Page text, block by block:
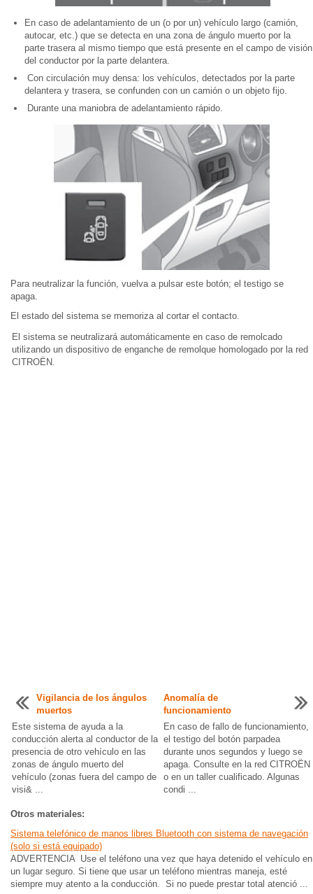
En caso de adelantamiento de un (o por un) vehículo largo (camión,
autocar, etc.) que se detecta en una zona de ángulo muerto por la
parte trasera al mismo tiempo que está presente en el campo de visión
del conductor por la parte delantera.
Con circulación muy densa: los vehículos, detectados por la parte
delantera y trasera, se confunden con un camión o un objeto fijo.
Durante una maniobra de adelantamiento rápido.
Para neutralizar la función, vuelva a pulsar este botón; el testigo se
apaga.
El estado del sistema se memoriza al cortar el contacto.
El sistema se neutralizará automáticamente en caso de remolcado
utilizando un dispositivo de enganche de remolque homologado por la red
CITROËN.
Vigilancia de los ángulos
muertos
Este sistema de ayuda a la
conducción alerta al conductor de la
presencia de otro vehículo en las
zonas de ángulo muerto del
vehículo (zonas fuera del campo de
visi& ...
Anomalía de
funcionamiento
En caso de fallo de funcionamiento,
el testigo del botón parpadea
durante unos segundos y luego se
apaga. Consulte en la red CITROËN
o en un taller cualificado. Algunas
condi ...
Otros materiales:
Sistema telefónico de manos libres Bluetooth con sistema de navegación
(solo si está equipado)
ADVERTENCIA Use el teléfono una vez que haya detenido el vehículo en
un lugar seguro. Si tiene que usar un teléfono mientras maneja, esté
siempre muy atento a la conducción. Si no puede prestar total atenció ...